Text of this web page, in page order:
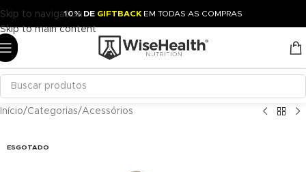
Skip to navigation
Skip to main content
10% DE GIFTBACKEM TODAS AS COMPRAS
Início/Categorias/Acessórios
ESGOTADO